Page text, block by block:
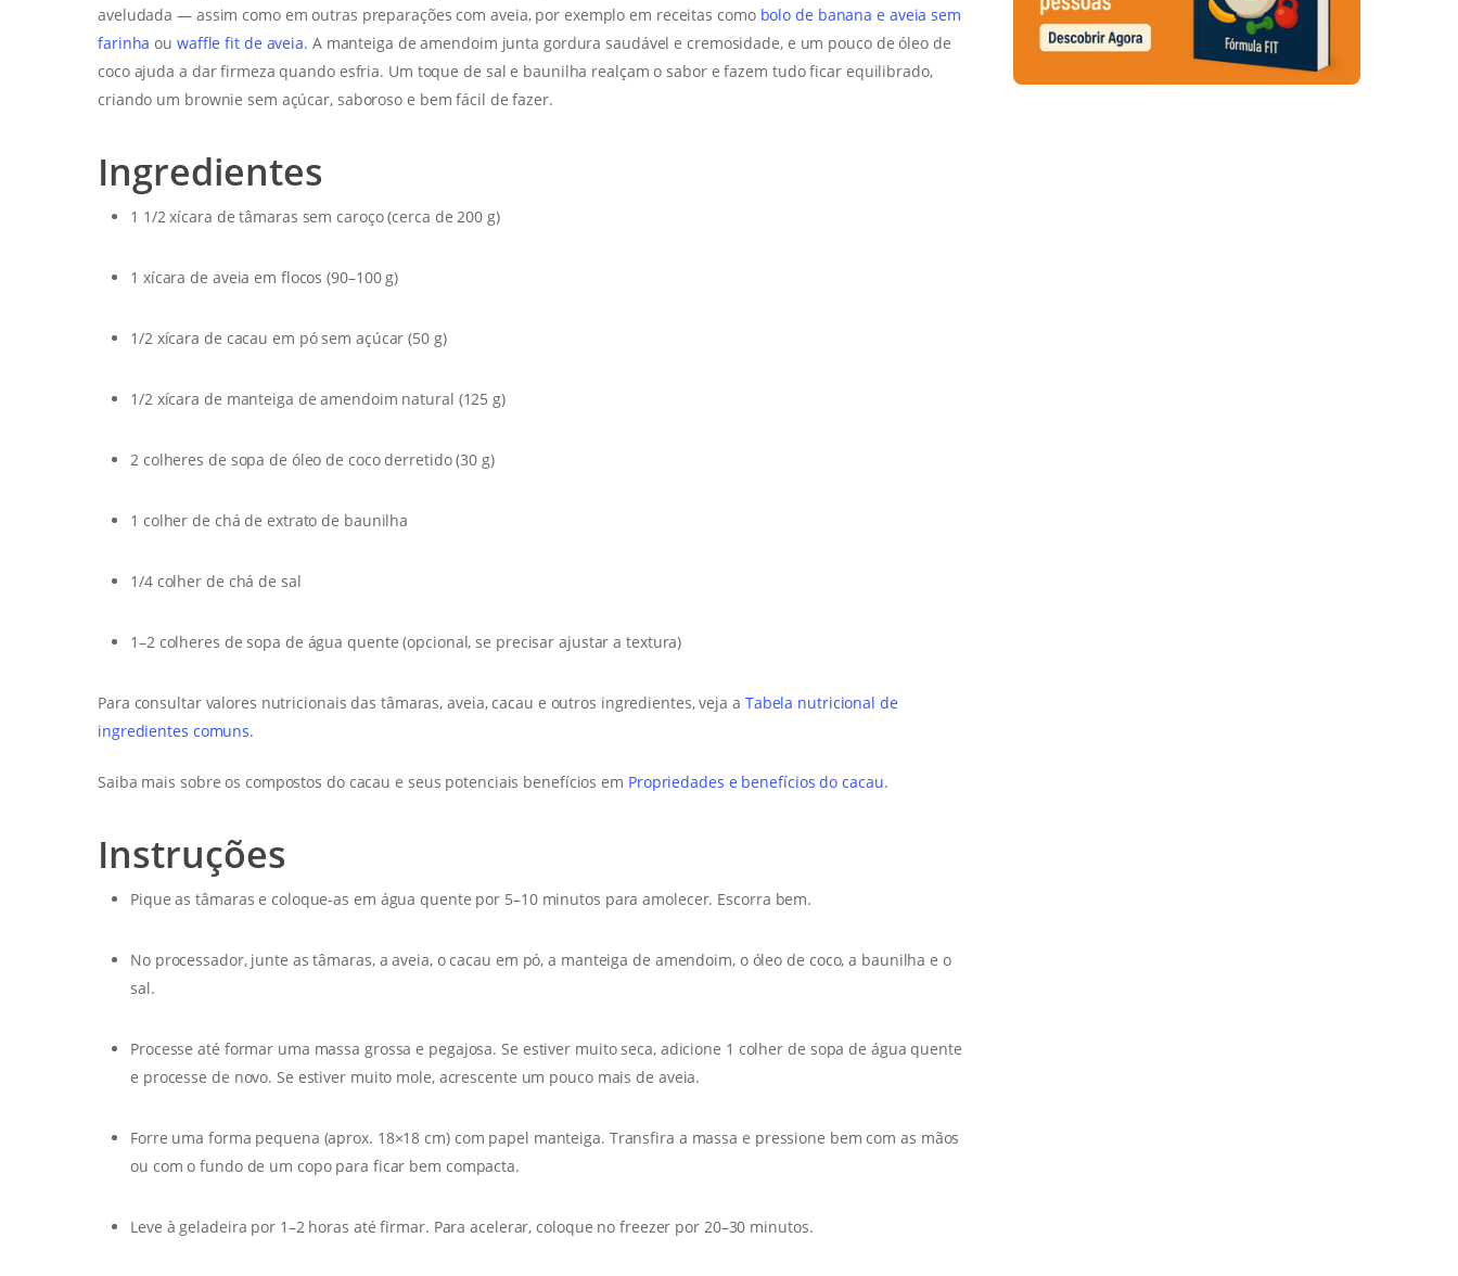
aveludada — assim como em outras preparações com aveia, por exemplo em receitas como bolo de banana e aveia sem
farinha ou waffle fit de aveia. A manteiga de amendoim junta gordura saudável e cremosidade, e um pouco de óleo de
coco ajuda a dar firmeza quando esfria. Um toque de sal e baunilha realçam o sabor e fazem tudo ficar equilibrado,
criando um brownie sem açúcar, saboroso e bem fácil de fazer.
Ingredientes
1 1/2 xícara de tâmaras sem caroço (cerca de 200 g)
1 xícara de aveia em flocos (90–100 g)
1/2 xícara de cacau em pó sem açúcar (50 g)
1/2 xícara de manteiga de amendoim natural (125 g)
2 colheres de sopa de óleo de coco derretido (30 g)
1 colher de chá de extrato de baunilha
1/4 colher de chá de sal
1–2 colheres de sopa de água quente (opcional, se precisar ajustar a textura)
Para consultar valores nutricionais das tâmaras, aveia, cacau e outros ingredientes, veja a Tabela nutricional de
ingredientes comuns.
Saiba mais sobre os compostos do cacau e seus potenciais benefícios em Propriedades e benefícios do cacau.
Instruções
Pique as tâmaras e coloque-as em água quente por 5–10 minutos para amolecer. Escorra bem.
No processador, junte as tâmaras, a aveia, o cacau em pó, a manteiga de amendoim, o óleo de coco, a baunilha e o
sal.
Processe até formar uma massa grossa e pegajosa. Se estiver muito seca, adicione 1 colher de sopa de água quente
e processe de novo. Se estiver muito mole, acrescente um pouco mais de aveia.
Forre uma forma pequena (aprox. 18×18 cm) com papel manteiga. Transfira a massa e pressione bem com as mãos
ou com o fundo de um copo para ficar bem compacta.
Leve à geladeira por 1–2 horas até firmar. Para acelerar, coloque no freezer por 20–30 minutos.